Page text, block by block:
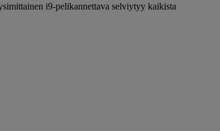
i9-pelikannettava selviytyy kaikista